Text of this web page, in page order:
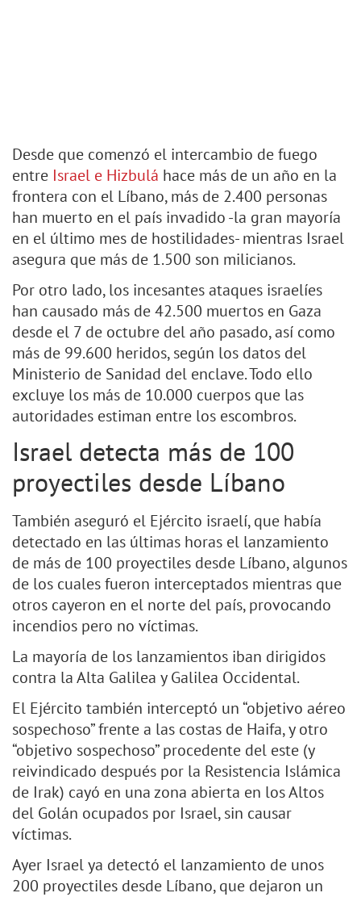
Desde que comenzó el intercambio de fuego
entre Israel e Hizbulá hace más de un año en la
frontera con el Líbano, más de 2.400 personas
han muerto en el país invadido -la gran mayoría
en el último mes de hostilidades- mientras Israel
asegura que más de 1.500 son milicianos.
Por otro lado, los incesantes ataques israelíes
han causado más de 42.500 muertos en Gaza
desde el 7 de octubre del año pasado, así como
más de 99.600 heridos, según los datos del
Ministerio de Sanidad del enclave. Todo ello
excluye los más de 10.000 cuerpos que las
autoridades estiman entre los escombros.
Israel detecta más de 100
proyectiles desde Líbano
También aseguró el Ejército israelí, que había
detectado en las últimas horas el lanzamiento
de más de 100 proyectiles desde Líbano, algunos
de los cuales fueron interceptados mientras que
otros cayeron en el norte del país, provocando
incendios pero no víctimas.
La mayoría de los lanzamientos iban dirigidos
contra la Alta Galilea y Galilea Occidental.
El Ejército también interceptó un “objetivo aéreo
sospechoso” frente a las costas de Haifa, y otro
“objetivo sospechoso” procedente del este (y
reivindicado después por la Resistencia Islámica
de Irak) cayó en una zona abierta en los Altos
del Golán ocupados por Israel, sin causar
víctimas.
Ayer Israel ya detectó el lanzamiento de unos
200 proyectiles desde Líbano, que dejaron un